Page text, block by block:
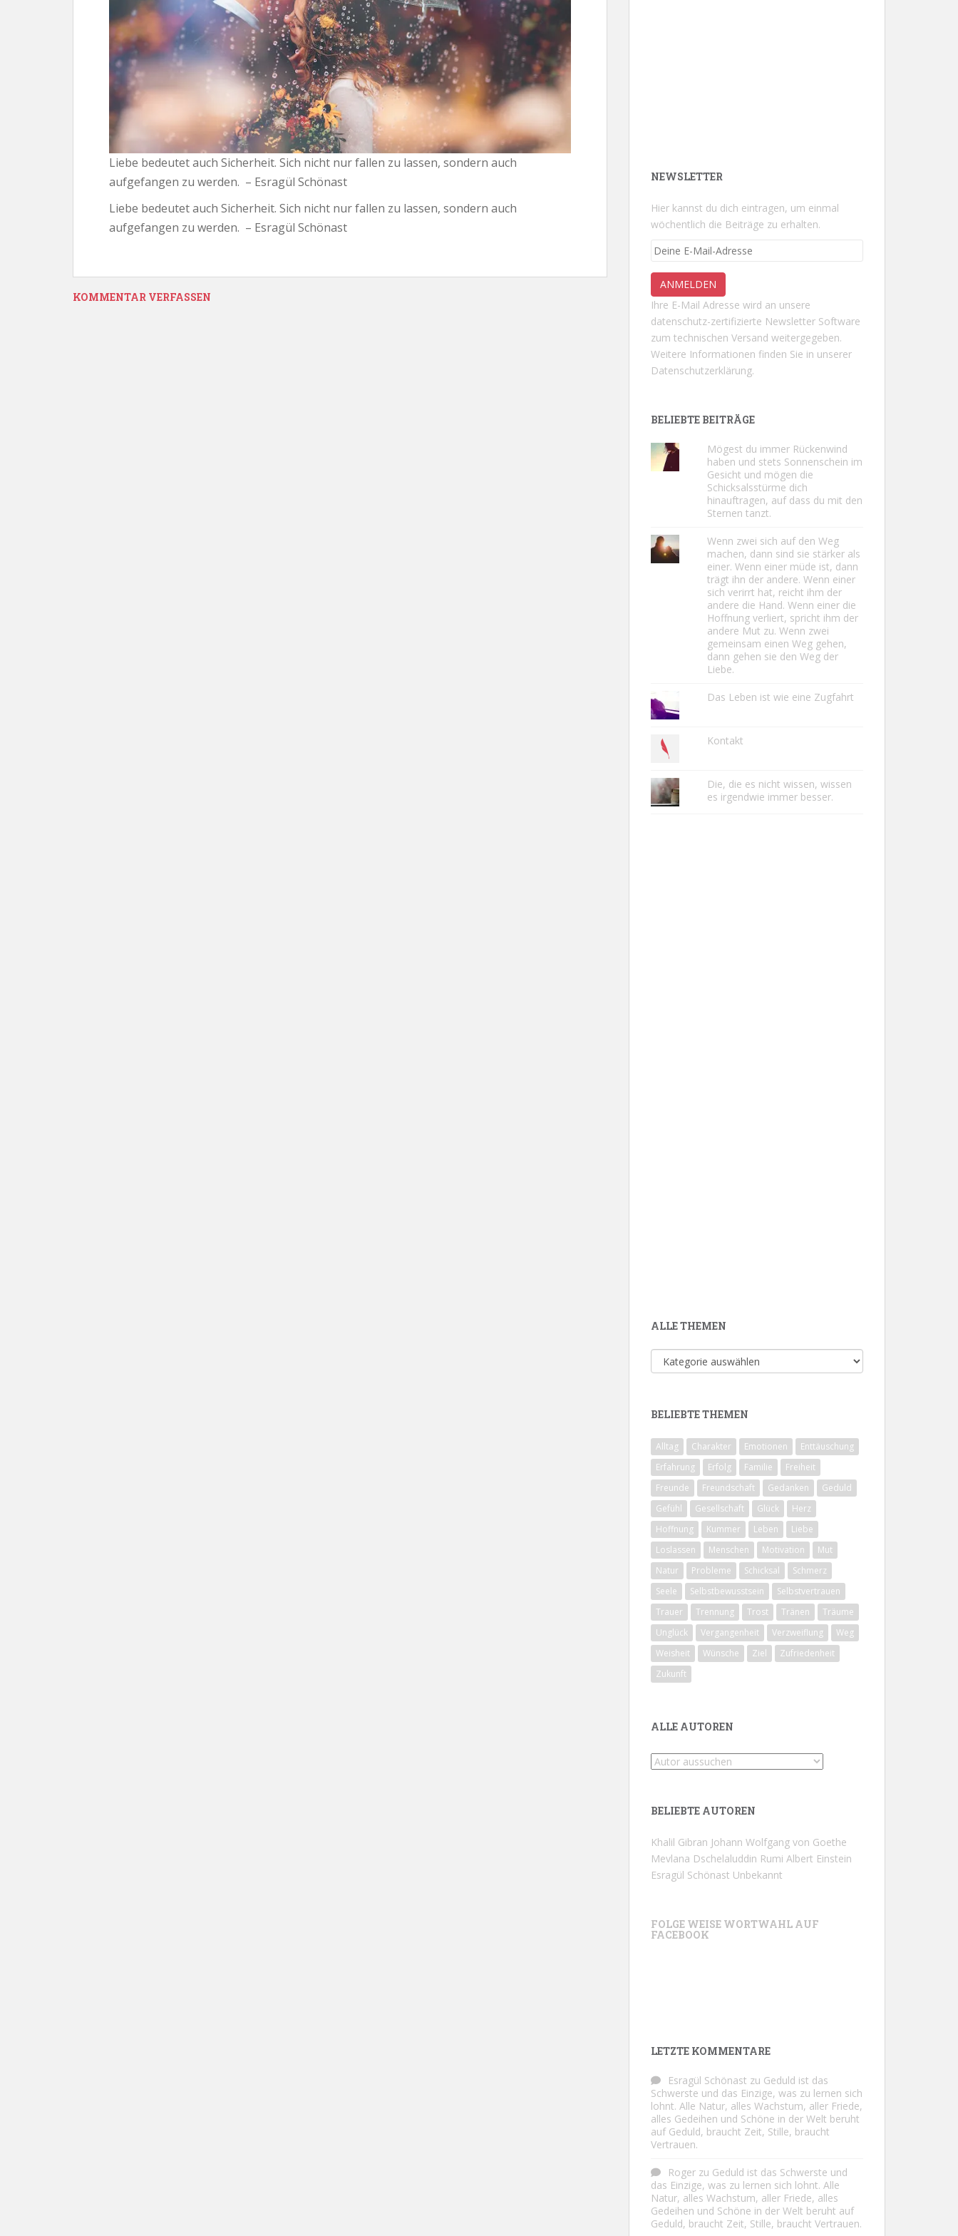
Liebe bedeutet auch Sicherheit. Sich nicht nur fallen zu lassen, sondern auch
aufgefangen zu werden. – Esragül Schönast
Liebe bedeutet auch Sicherheit. Sich nicht nur fallen zu lassen, sondern auch
aufgefangen zu werden. – Esragül Schönast
KOMMENTAR VERFASSEN
NEWSLETTER
Hier kannst du dich eintragen, um einmal
wöchentlich die Beiträge zu erhalten.
Ihre E-Mail Adresse wird an unsere
datenschutz-zertifizierte Newsletter Software
zum technischen Versand weitergegeben.
Weitere Informationen finden Sie in unserer
Datenschutzerklärung.
BELIEBTE BEITRÄGE
Mögest du immer Rückenwind
haben und stets Sonnenschein im
Gesicht und mögen die
Schicksalsstürme dich
hinauftragen, auf dass du mit den
Sternen tanzt.
Wenn zwei sich auf den Weg
machen, dann sind sie stärker als
einer. Wenn einer müde ist, dann
trägt ihn der andere. Wenn einer
sich verirrt hat, reicht ihm der
andere die Hand. Wenn einer die
Hoffnung verliert, spricht ihm der
andere Mut zu. Wenn zwei
gemeinsam einen Weg gehen,
dann gehen sie den Weg der
Liebe.
Das Leben ist wie eine Zugfahrt
Kontakt
Die, die es nicht wissen, wissen
es irgendwie immer besser.
ALLE THEMEN
Alle
Themen
BELIEBTE THEMEN
Alltag Charakter Emotionen
Enttäuschung
Erfahrung
Erfolg Familie
Freiheit
Freunde
Freundschaft Gedanken
Geduld
Gefühl
Gesellschaft Glück
Herz
Hoffnung
Kummer Leben
Liebe
Loslassen
Menschen Motivation
Mut
Natur
Probleme Schicksal
Schmerz
Seele
Selbstbewusstsein
Selbstvertrauen
Trauer
Trennung Trost Tränen
Träume
Unglück
Vergangenheit Verzweiflung
Weg
Weisheit
Wünsche Ziel
Zufriedenheit
Zukunft
ALLE AUTOREN
BELIEBTE AUTOREN
Khalil Gibran Johann Wolfgang von Goethe
Mevlana Dschelaluddin Rumi Albert Einstein
Esragül Schönast Unbekannt
FOLGE WEISE WORTWAHL AUF
FACEBOOK
LETZTE KOMMENTARE
Esragül Schönast zu Geduld ist das
Schwerste und das Einzige, was zu lernen sich
lohnt. Alle Natur, alles Wachstum, aller Friede,
alles Gedeihen und Schöne in der Welt beruht
auf Geduld, braucht Zeit, Stille, braucht
Vertrauen.
Roger zu Geduld ist das Schwerste und
das Einzige, was zu lernen sich lohnt. Alle
Natur, alles Wachstum, aller Friede, alles
Gedeihen und Schöne in der Welt beruht auf
Geduld, braucht Zeit, Stille, braucht Vertrauen.